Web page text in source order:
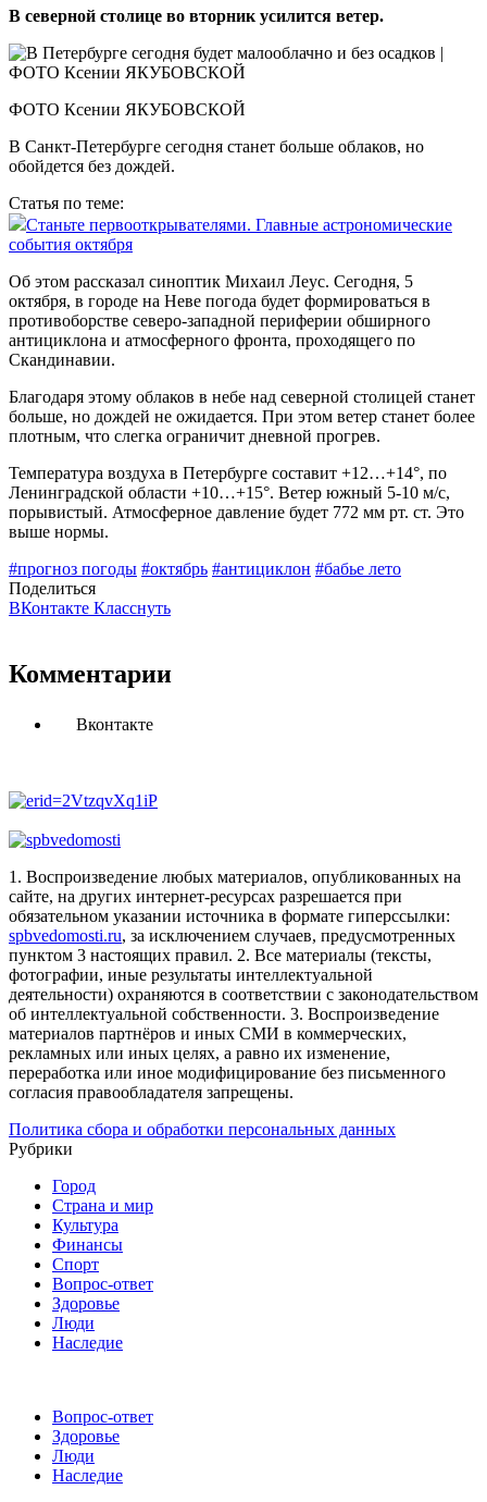
В северной столице во вторник усилится ветер.
ФОТО Ксении ЯКУБОВСКОЙ
В Санкт-Петербурге сегодня станет больше облаков, но
обойдется без дождей.
Статья по теме:
Станьте первооткрывателями. Главные астрономические
события октября
Об этом рассказал синоптик Михаил Леус. Сегодня, 5
октября, в городе на Неве погода будет формироваться в
противоборстве северо-западной периферии обширного
антициклона и атмосферного фронта, проходящего по
Скандинавии.
Благодаря этому облаков в небе над северной столицей станет
больше, но дождей не ожидается. При этом ветер станет более
плотным, что слегка ограничит дневной прогрев.
Температура воздуха в Петербурге составит +12…+14°, по
Ленинградской области +10…+15°. Ветер южный 5-10 м/с,
порывистый. Атмосферное давление будет 772 мм рт. ст. Это
выше нормы.
#прогноз погоды #октябрь #антициклон #бабье лето
Поделиться
ВКонтакте Класснуть
Комментарии
Вконтакте
1. Воспроизведение любых материалов, опубликованных на
сайте, на других интернет-ресурсах разрешается при
обязательном указании источника в формате гиперссылки:
spbvedomosti.ru, за исключением случаев, предусмотренных
пунктом 3 настоящих правил. 2. Все материалы (тексты,
фотографии, иные результаты интеллектуальной
деятельности) охраняются в соответствии с законодательством
об интеллектуальной собственности. 3. Воспроизведение
материалов партнёров и иных СМИ в коммерческих,
рекламных или иных целях, а равно их изменение,
переработка или иное модифицирование без письменного
согласия правообладателя запрещены.
Политика сбора и обработки персональных данных
Рубрики
Город
Страна и мир
Культура
Финансы
Спорт
Вопрос-ответ
Здоровье
Люди
Наследие
Вопрос-ответ
Здоровье
Люди
Наследие